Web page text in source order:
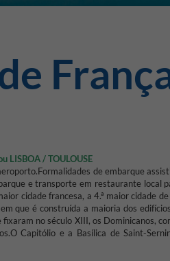
LISBOA / TOULOUSE
Formalidades de embarque
e transporte em restaurante local
cidade francesa, a 4.ª maior cidade
que é construída a maioria dos
fixaram no século XIII, os Dominicanos,
O Capitólio e a Basílica de Saint-